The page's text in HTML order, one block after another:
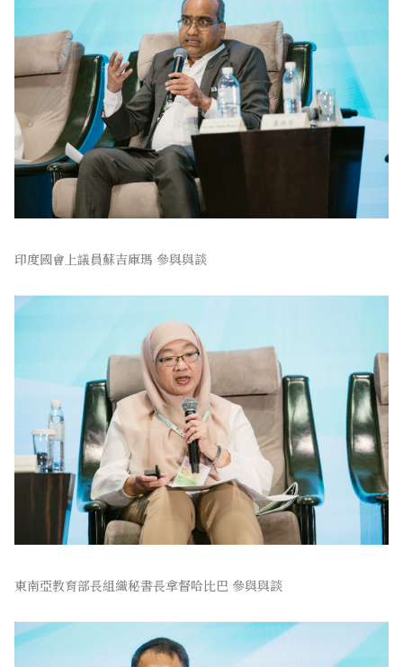
印度國會上議員蘇吉庫瑪 參與與談
東南亞教育部長組織秘書長拿督哈比巴 參與與談